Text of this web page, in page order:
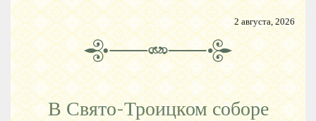
2 августа, 2026
В Свято-Троицком соборе